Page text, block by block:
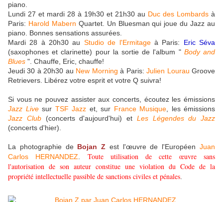
piano.
Lundi 27 et mardi 28 à 19h30 et 21h30 au Duc des Lombards à
Paris: Harold Mabern Quartet. Un Bluesman qui joue du Jazz au
piano. Bonnes sensations assurées.
Mardi 28 à 20h30 au Studio de l'Ermitageà Paris: Eric Séva
(saxophones et clarinette) pour la sortie de l'album " Body and
Blues ". Chauffe, Eric, chauffe!
Jeudi 30 à 20h30 au New Morning à Paris:Julien Lourau Groove
Retrievers. Libérez votre esprit et votre Q suivra!
Si vous ne pouvez assister aux concerts, écoutez les émissions
Jazz Livesur TSF Jazz et, sur France Musique , les émissions
Jazz Club(concerts d'aujourd'hui) et Les Légendes du Jazz
(concerts d'hier).
La photographie de Bojan Z est l'œuvre de l'EuropéenJuan
Carlos HERNANDEZ
Toute utilisation de cette œuvre sans
l'autorisation de son auteur constitue une violation du Code de la
propriété intellectuelle passible de sanctions civiles et pénales